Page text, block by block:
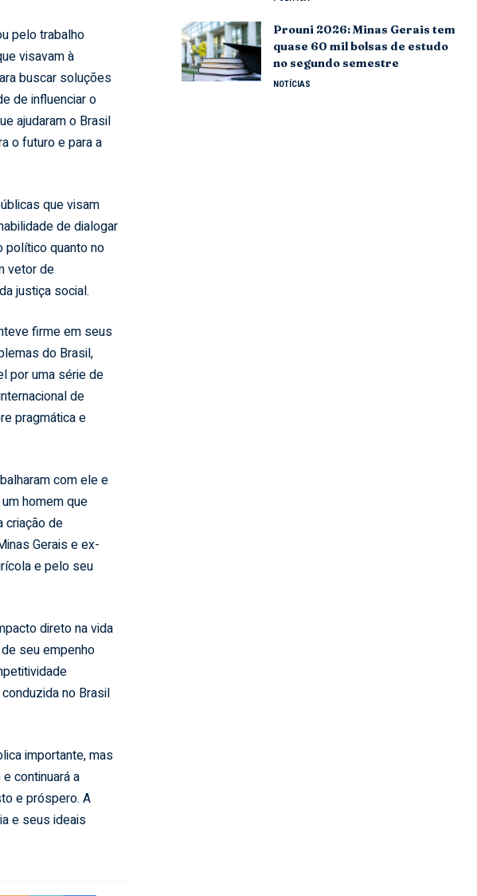
pelo trabalho
visavam à
buscar soluções
de influenciar o
ajudaram o Brasil
o futuro e para a
que visam
de dialogar
político quanto no
vetor de
justiça social.
firme em seus
do Brasil,
por uma série de
de
pragmática e
com ele e
homem que
criação de
Gerais e ex-
e pelo seu
direto na vida
seu empenho
no Brasil
importante, mas
continuará a
e próspero. A
e seus ideais
Prouni 2026: Minas Gerais tem
quase 60 mil bolsas de estudo
no segundo semestre
NOTÍCIAS